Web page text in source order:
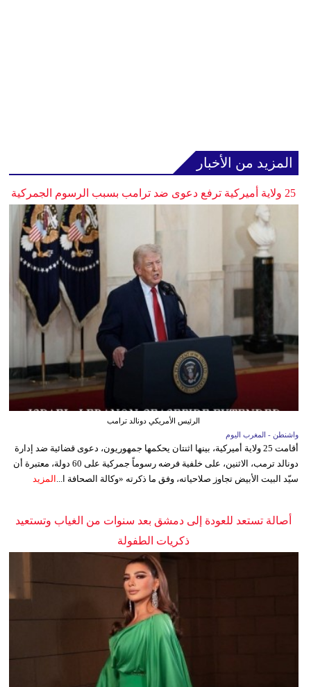
المزيد من الأخبار
25 ولاية أميركية ترفع دعوى ضد ترامب بسبب الرسوم الجمركية
الرئيس الأمريكي دونالد ترامب
واشنطن - المغرب اليوم
أقامت 25 ولاية أميركية، بينها اثنتان يحكمها جمهوريون، دعوى قضائية ضد إدارة
دونالد ترمب، الاثنين، على خلفية فرضه رسوماً جمركية على 60 دولة، معتبرة أن
سيّد البيت الأبيض تجاوز صلاحياته، وفق ما ذكرته «وكالة الصحافة ا... المزيد
أصالة تستعد للعودة إلى دمشق بعد سنوات من الغياب وتستعيد
ذكريات الطفولة